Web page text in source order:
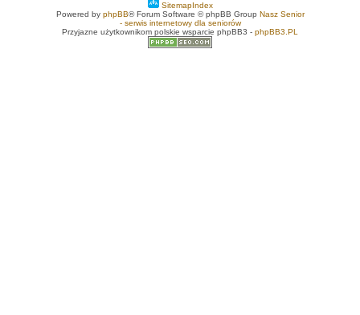
SitemapIndex
Powered by phpBB® Forum Software © phpBB Group Nasz Senior
- serwis internetowy dla seniorów
Przyjazne użytkownikom polskie wsparcie phpBB3 - phpBB3.PL